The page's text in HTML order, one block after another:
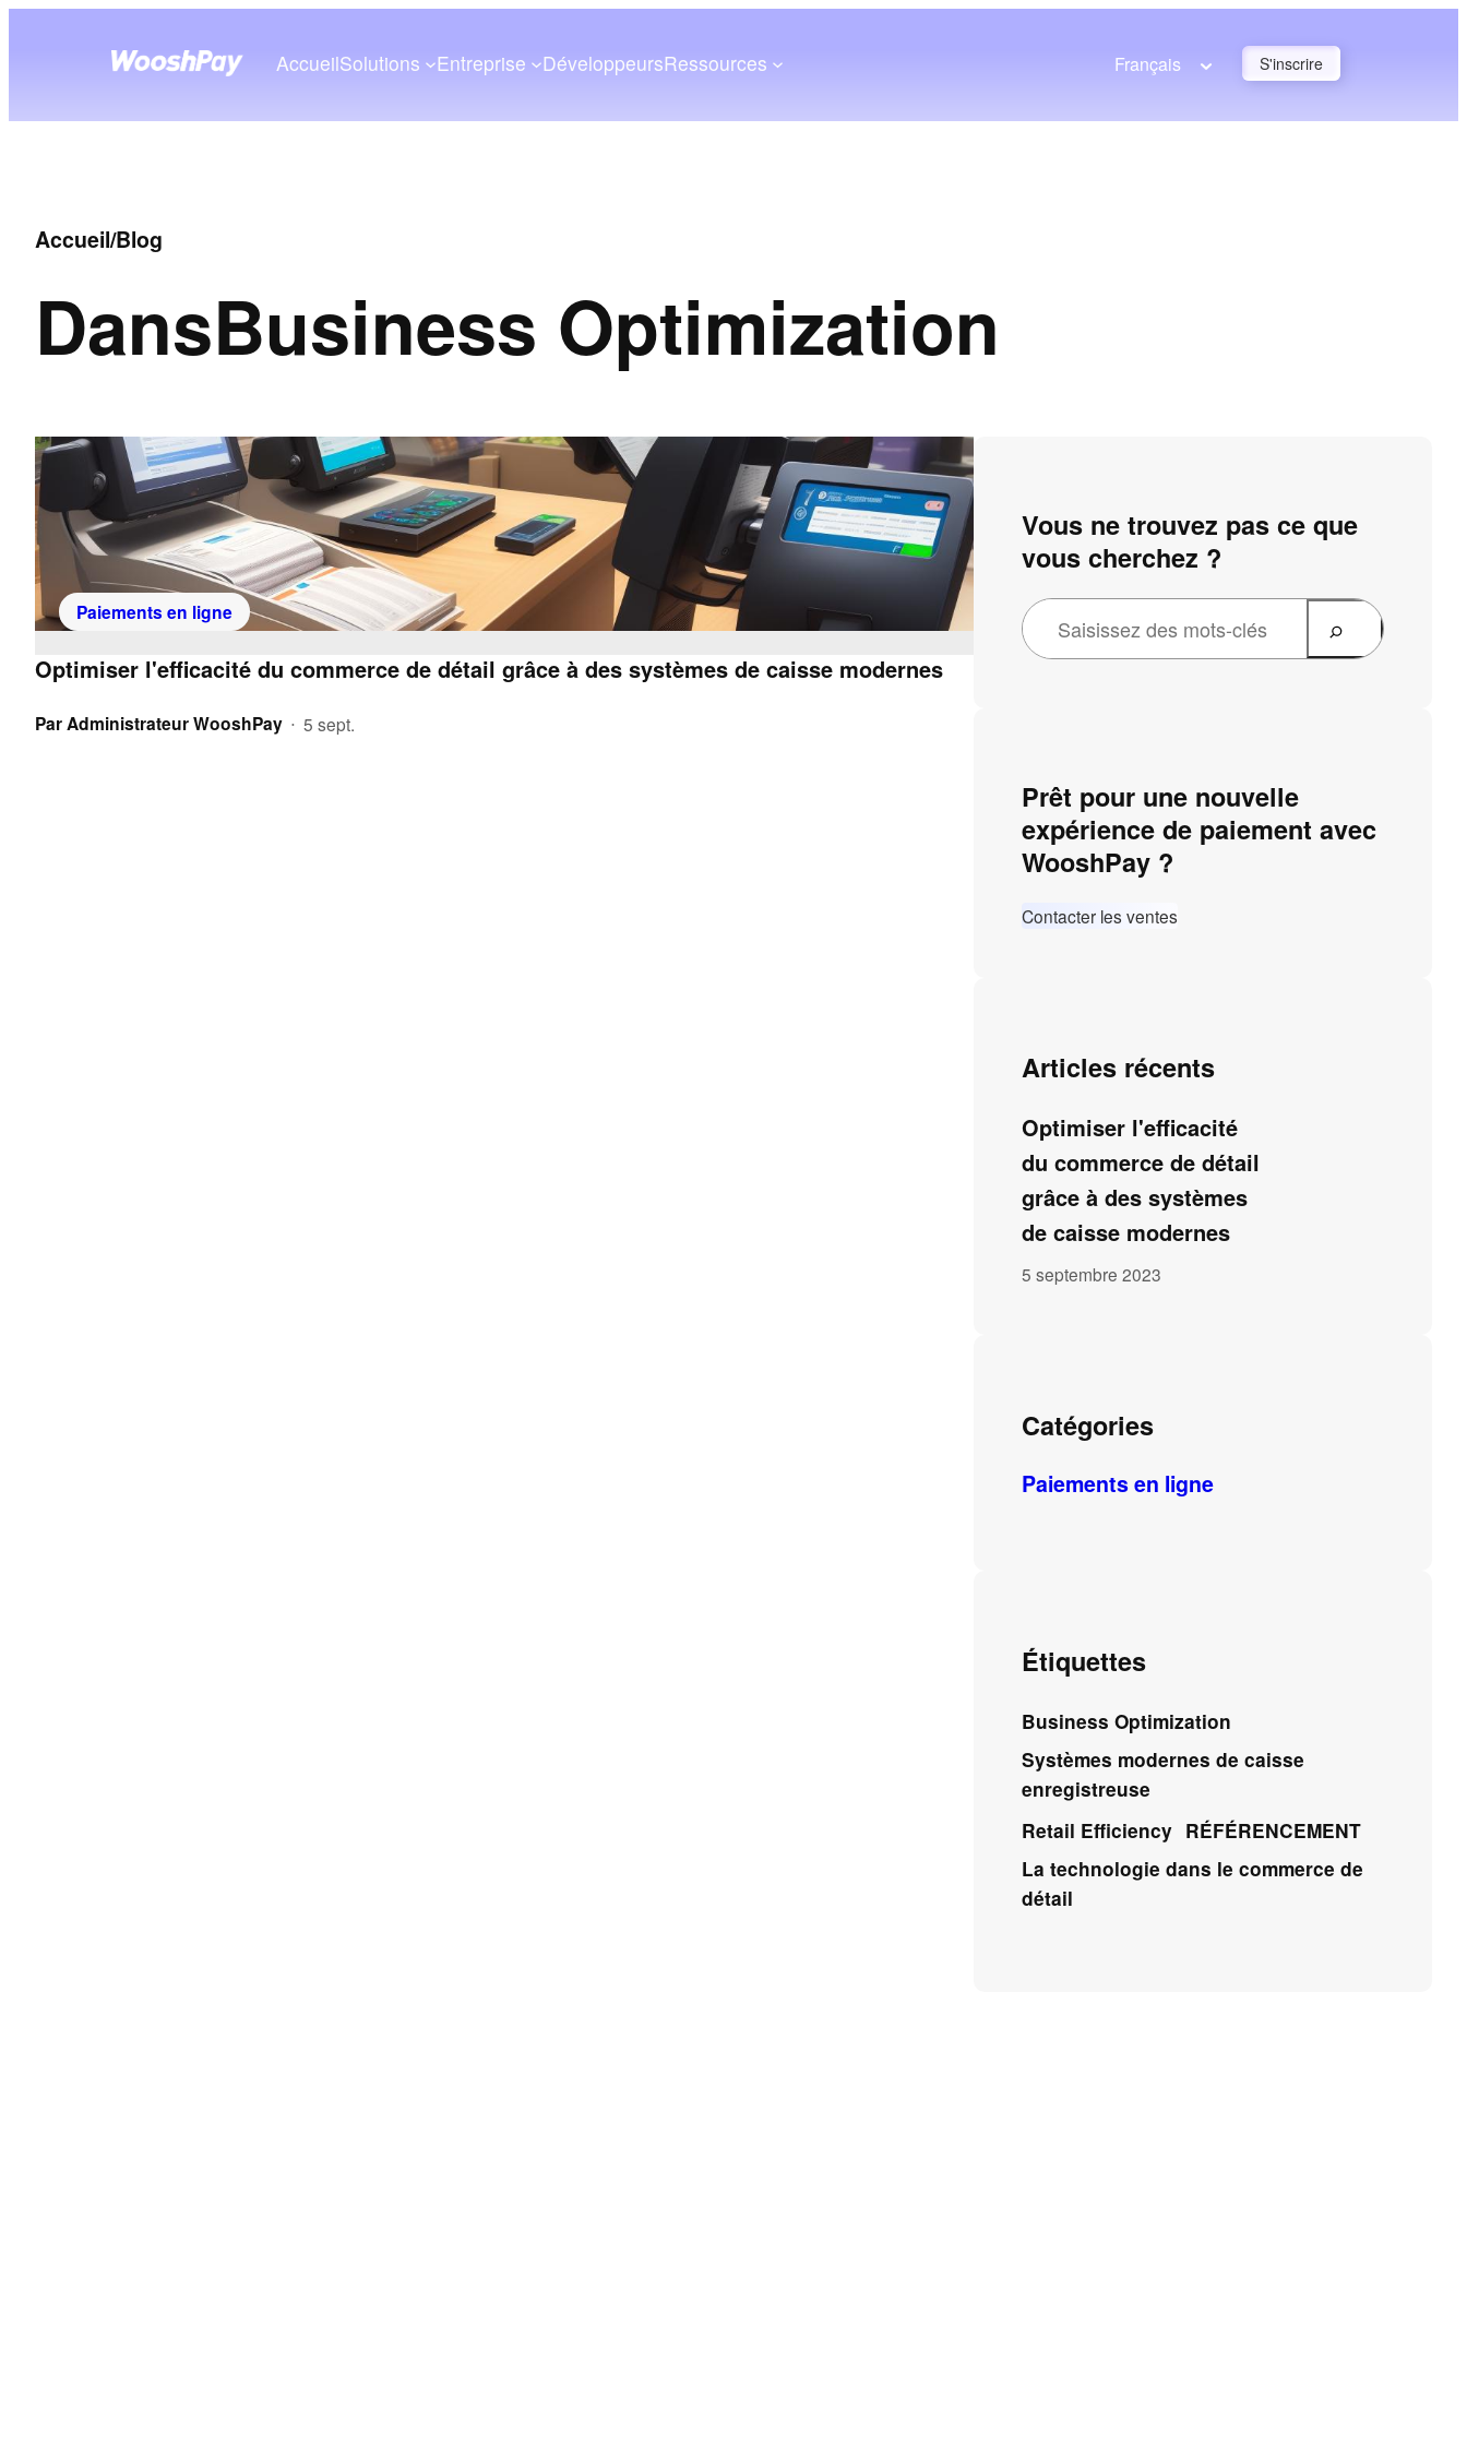
AccueilSolutions Entreprise DéveloppeursRessources Français S'inscrire
Accueil/Blog
DansBusiness Optimization
Paiements en ligne
Optimiser l'efficacité du commerce de détail grâce à des systèmes de caisse modernes
ParAdministrateur WooshPay • 5 sept.
Vous ne trouvez pas ce que
vous cherchez ?
Prêt pour une nouvelle
expérience de paiement avec
WooshPay ?
Contacter les ventes
Articles récents
Optimiser l'efficacité
du commerce de détail
grâce à des systèmes
de caisse modernes
5 septembre 2023
Catégories
Paiements en ligne
Étiquettes
Business Optimization
Systèmes modernes de caisse
enregistreuse
Retail Efficiency RÉFÉRENCEMENT
La technologie dans le commerce de
détail